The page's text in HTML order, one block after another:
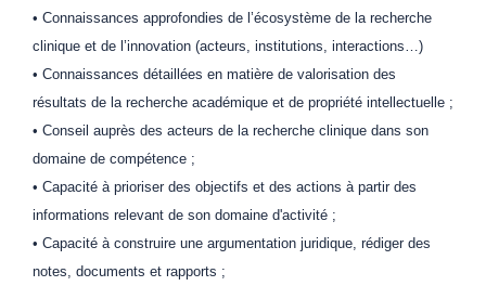
• Connaissances approfondies de l’écosystème de la recherche
clinique et de l’innovation (acteurs, institutions, interactions…)
• Connaissances détaillées en matière de valorisation des
résultats de la recherche académique et de propriété intellectuelle ;
• Conseil auprès des acteurs de la recherche clinique dans son
domaine de compétence ;
• Capacité à prioriser des objectifs et des actions à partir des
informations relevant de son domaine d'activité ;
• Capacité à construire une argumentation juridique, rédiger des
notes, documents et rapports ;